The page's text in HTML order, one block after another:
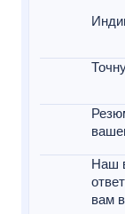
Наш
вам